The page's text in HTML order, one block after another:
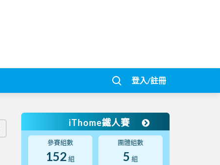
登入/註冊
iThome鐵人賽
參賽組數
152 組
團體組數
5 組